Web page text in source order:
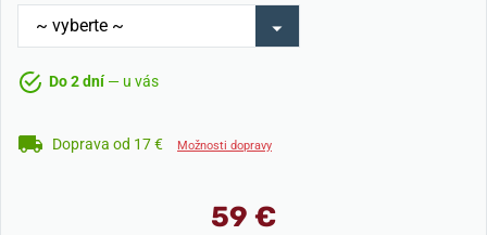
Do 2 dní— u vás
Doprava od 17 € Možnosti dopravy
59 €